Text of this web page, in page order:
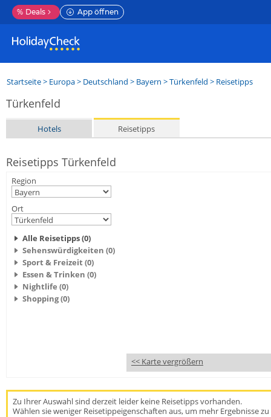
% Deals App öffnen
Startseite> Europa> Deutschland > Bayern >Türkenfeld > Reisetipps
Türkenfeld
Hotels Reisetipps
Reisetipps Türkenfeld
Region
Ort
Alle Reisetipps (0)
Sehenswürdigkeiten (0)
Sport & Freizeit (0)
Essen & Trinken (0)
Nightlife (0)
Shopping (0)
<< Karte vergrößern
Zu Ihrer Auswahl sind derzeit leider keine Reisetipps vorhanden.
Wählen sie weniger Reisetippeigenschaften aus, um mehr Ergebnisse